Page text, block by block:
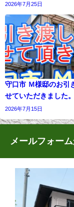
2026年7月25日
守口市 Ｍ様邸のお引
せていただきました。
2026年7月15日
メールフォー